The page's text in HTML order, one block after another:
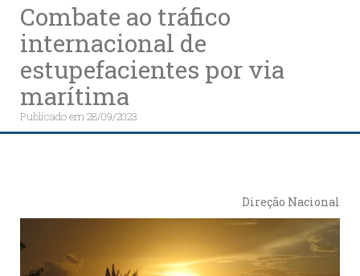
Combate ao tráfico
internacional de
estupefacientes por via
marítima
Publicado em28/09/2023
Direção Nacional